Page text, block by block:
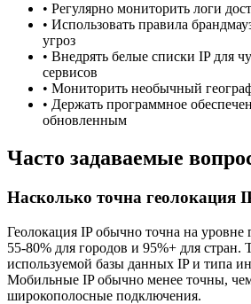
• Регулярно мониторить логи
• Использовать правила
угроз
• Внедрять белые списки IP для
сервисов
• Мониторить необычный
• Держать программное
обновленным
Часто задаваемые
Насколько точна геолокация
Геолокация IP обычно точна на уровне
55-80% для городов и 95%+ для стран.
используемой базы данных IP и типа
Мобильные IP обычно менее точны,
широкополосные подключения.